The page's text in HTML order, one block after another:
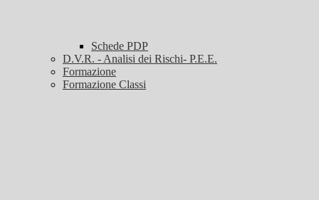
Schede PDP
D.V.R. - Analisi dei Rischi- P.E.E.
Formazione
Formazione Classi